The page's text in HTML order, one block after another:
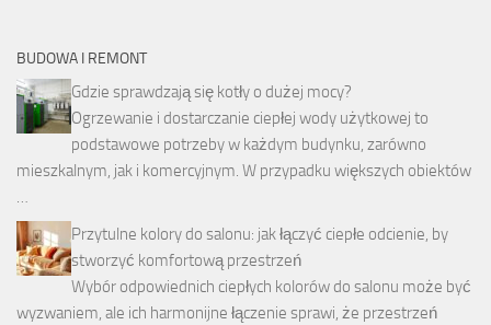
BUDOWA I REMONT
Gdzie sprawdzają się kotły o dużej mocy?
Ogrzewanie i dostarczanie ciepłej wody użytkowej to
podstawowe potrzeby w każdym budynku, zarówno
mieszkalnym, jak i komercyjnym. W przypadku większych obiektów
…
Przytulne kolory do salonu: jak łączyć ciepłe odcienie, by
stworzyć komfortową przestrzeń
Wybór odpowiednich ciepłych kolorów do salonu może być
wyzwaniem, ale ich harmonijne łączenie sprawi, że przestrzeń